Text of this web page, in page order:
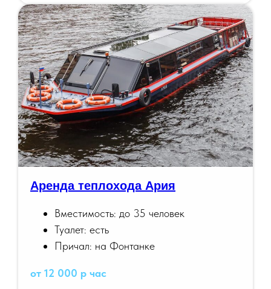
Аренда теплохода Ария
Вместимость: до 35 человек
Туалет: есть
Причал: на Фонтанке
от 12 000 р час